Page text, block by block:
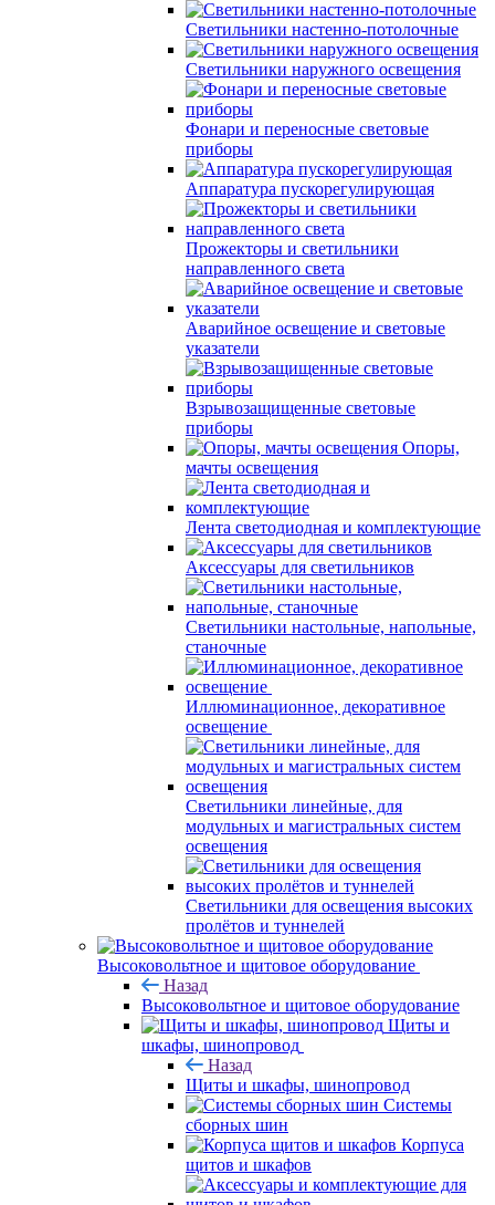
Светильники настенно-потолочные
Светильники наружного освещения
Фонари и переносные световые
приборы
Аппаратура пускорегулирующая
Прожекторы и светильники
направленного света
Аварийное освещение и световые
указатели
Взрывозащищенные световые
приборы
Опоры,
мачты освещения
Лента светодиодная и комплектующие
Аксессуары для светильников
Светильники настольные, напольные,
станочные
Иллюминационное, декоративное
освещение
Светильники линейные, для
модульных и магистральных систем
освещения
Светильники для освещения высоких
пролётов и туннелей
Высоковольтное и щитовое оборудование
Назад
Высоковольтное и щитовое оборудование
Щиты и
шкафы, шинопровод
Назад
Щиты и шкафы, шинопровод
Системы
сборных шин
Корпуса
щитов и шкафов